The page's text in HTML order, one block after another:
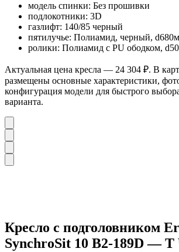
модель спинки: Без прошивки
подлокотники: 3D
газлифт: 140/85 черный
пятилучье: Полиамид, черный,
ролики: Полиамид с PU ободком,
Актуальная цена кресла — 24 304 ₽. В
размещены основные характеристики,
конфигурация модели для быстрого
варианта.
Кресло с подголовником
SynchroSit 10 B2-189D —